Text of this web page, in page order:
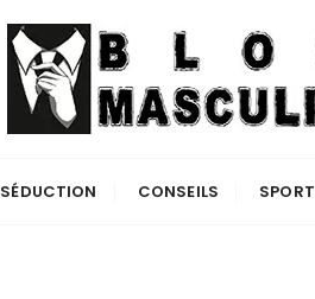
SÉDUCTION CONSEILS SPORT